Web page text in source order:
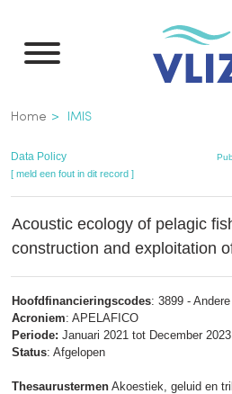
naar
inhoud
gaan
Kruimelpad
Home IMIS
Data Policy
[ meld een fout in dit record ]
Acoustic ecology of pelagic
construction and exploitation
Hoofdfinancieringscodes: 3899 -
Acroniem: APELAFICO
Periode: Januari 2021 tot December 2023
Status: Afgelopen
Thesaurustermen Akoestiek, geluid en